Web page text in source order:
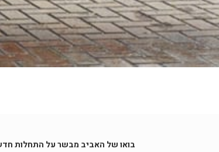
בואו של האביב מבשר על התחלות